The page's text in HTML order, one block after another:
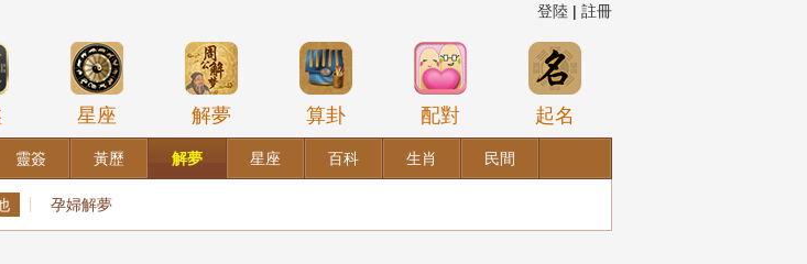
登陸 | 註冊
星座 解夢 算卦 配對 起名
靈簽 黃歷 解夢 星座 百科 生肖 民間
孕婦解夢